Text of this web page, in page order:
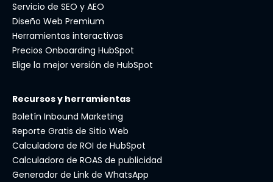
Servicio de SEO y AEO
Diseño Web Premium
Herramientas interactivas
Precios Onboarding HubSpot
Elige la mejor versión de HubSpot
Recursos y herramientas
Boletín Inbound Marketing
Reporte Gratis de Sitio Web
Calculadora de ROI de HubSpot
Calculadora de ROAS de publicidad
Generador de Link de WhatsApp